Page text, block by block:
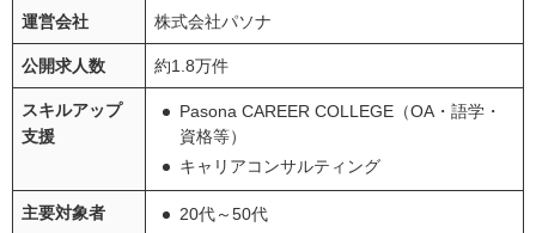
運営会社 株式会社パソナ
公開求人数 約1.8万件
スキルアップ
支援
Pasona CAREER COLLEGE（OA・語学・
資格等）
キャリアコンサルティング
主要対象者
20代～50代